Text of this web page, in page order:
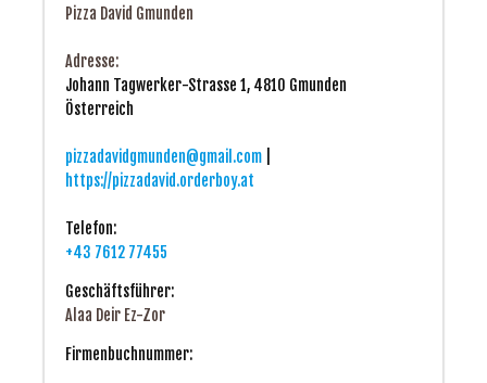
Pizza David Gmunden
Adresse:
Johann Tagwerker-Strasse 1, 4810 Gmunden
Österreich
pizzadavidgmunden@gmail.com
https://pizzadavid.orderboy.at
Telefon:
+43 7612 77455
Geschäftsführer:
Alaa Deir Ez-Zor
Firmenbuchnummer: